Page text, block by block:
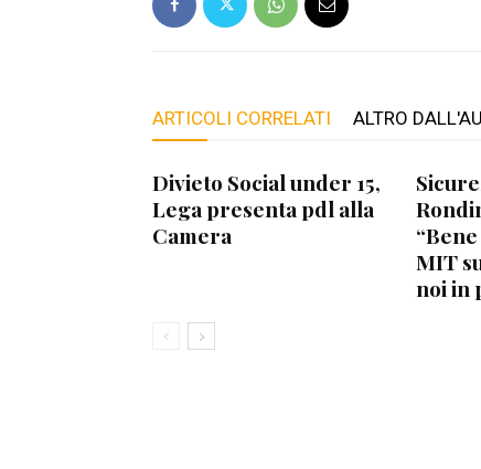
ARTICOLI CORRELATI ALTRO
Divieto Social under 15,
Lega presenta pdl alla
Camera
MIT
noi in